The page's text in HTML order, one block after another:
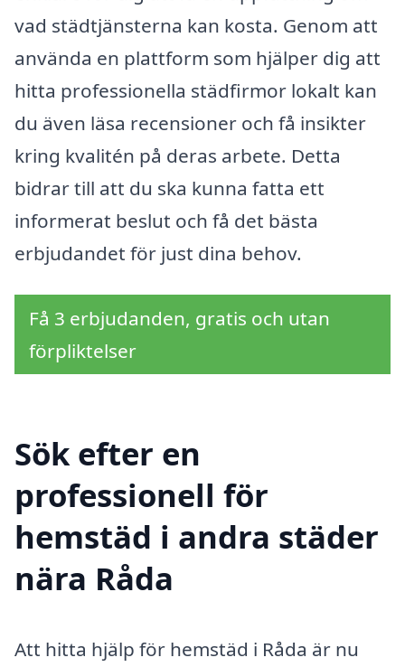
vad städtjänsterna kan kosta. Genom att
använda en plattform som hjälper dig att
hitta professionella städfirmor lokalt kan
du även läsa recensioner och få insikter
kring kvalitén på deras arbete. Detta
bidrar till att du ska kunna fatta ett
informerat beslut och få det bästa
erbjudandet för just dina behov.
Få 3 erbjudanden, gratis och utan
förpliktelser
Sök efter en
professionell för
hemstäd i andra städer
nära Råda
Att hitta hjälp för hemstäd i Råda är nu